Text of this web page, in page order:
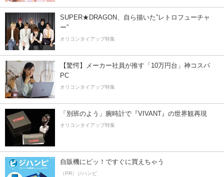
SUPER★DRAGON、自ら描いた”レトロフューチャ
ー”
オリコンタイアップ特集
【驚愕】メーカー社員が推す「10万円台」神コスパ
PC
オリコンタイアップ特集
「別班のよう」腕時計で『VIVANT』の世界観再現
オリコンタイアップ特集
自販機にピッ！ですぐに買えちゃう
（PR）ジハンピ